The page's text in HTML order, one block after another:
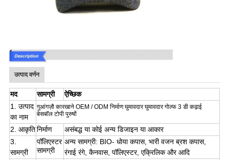
उत्पाद वर्णन
मद सामग्री
ऐच्छिक
1. उत्पाद
का नाम
गुआंगज़ौ कारखाने OEM / ODM निर्माण घुमावदार घुमावदार गोल्फ 3 डी कढ़ाई
बेसबॉल टोपी पुरुषों
2. आकृतिनिर्माण
असंबद्ध या कोई अन्य डिजाइन या आकार
3.
सामग्री
पॉलिएस्टर
सामग्री
अन्य सामग्री: BIO- धोया कपास, भारी वजन ब्रश कपास,
रंगाई रंगे, कैनवास, पॉलिएस्टर, एक्रिलिक और आदि